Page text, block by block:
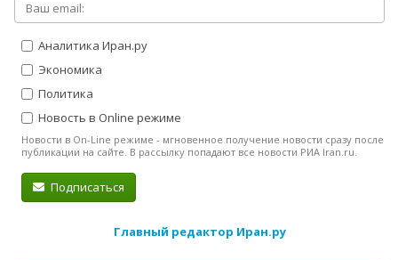
Аналитика Иран.ру
Экономика
Политика
Новость в Online режиме
Новости в On-Line режиме - мгновенное получение новости сразу после
публикации на сайте. В рассылку попадают все новости РИА Iran.ru.
Подписаться
Главный редактор Иран.ру